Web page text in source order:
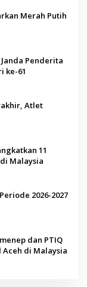
Merah Putih
Penderita
ke-61
Atlet
11
Malaysia
2026-2027
dan PTIQ
Aceh di Malaysia